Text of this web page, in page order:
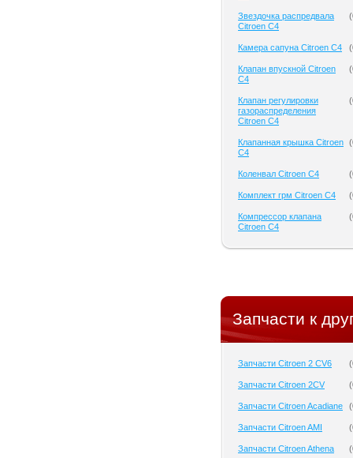
Звездочка распредвала
Citroen C4
(
Камера сапуна Citroen C4 (
Клапан впускной Citroen
C4
(
Клапан регулировки
газораспределения
Citroen C4
(
Клапанная крышка Citroen
C4
(
Коленвал Citroen C4 (
Комплект грм Citroen C4 (
Компрессор клапана
Citroen C4
(
Запчасти к
Запчасти Citroen 2 CV6 (
Запчасти Citroen 2CV (
Запчасти Citroen Acadiane (
Запчасти Citroen AMI (
Запчасти Citroen Athena (